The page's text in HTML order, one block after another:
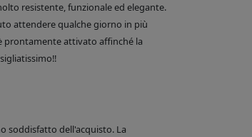
resistente, funzionale ed elegante.
attendere qualche giorno in più
prontamente attivato affinché la
soddisfatto dell'acquisto. La